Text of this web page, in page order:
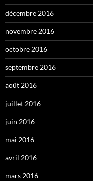
décembre 2016
novembre 2016
octobre 2016
septembre 2016
août 2016
juillet 2016
juin 2016
mai 2016
avril 2016
mars 2016